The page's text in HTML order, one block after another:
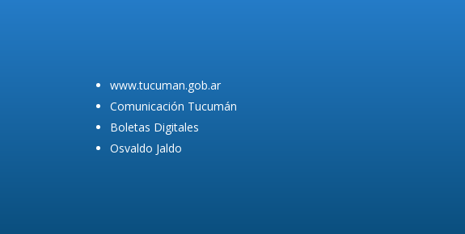
www.tucuman.gob.ar
Comunicación Tucumán
Boletas Digitales
Osvaldo Jaldo